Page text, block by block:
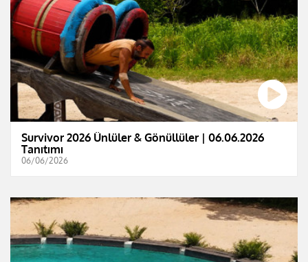
Survivor 2026 Ünlüler & Gönüllüler | 06.06.2026
Tanıtımı
06/06/2026